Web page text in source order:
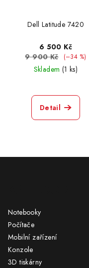
Dell Latitude 7420
6 500 Kč
9 900 Kč
(–34 %)
Skladem (1 ks)
Detail
Notebooky
Počítače
Mobilní zařízení
Konzole
3D tiskárny